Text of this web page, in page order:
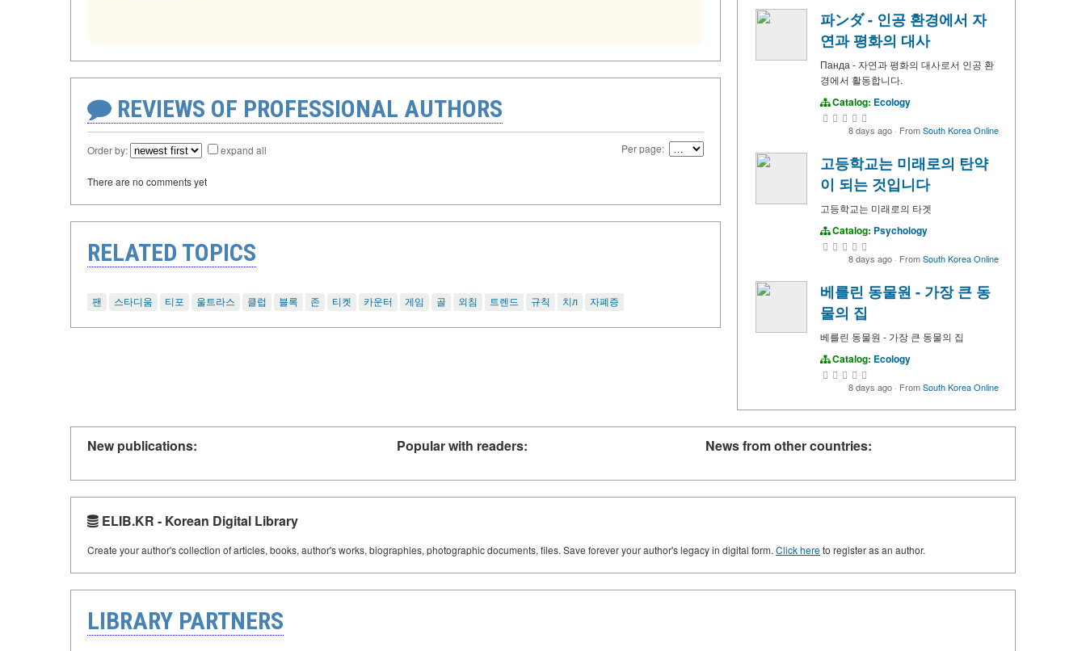
REVIEWS OF PROFESSIONAL AUTHORS
Order by: expand all Per page:
There are no comments yet
RELATED TOPICS
팬 스타디움 티포 울트라스 클럽 블록 존 티켓 카운터 게임 골 외침 트렌드 규칙 치л 자폐증
파ンダ - 인공 환경에서 자
연과 평화의 대사
Панда - 자연과 평화의 대사로서 인공 환
경에서 활동합니다.
Catalog: Ecology
8 days ago · FromSouth Korea Online
고등학교는 미래로의 탄약
이 되는 것입니다
고등학교는 미래로의 타겟
Catalog: Psychology
8 days ago · FromSouth Korea Online
베를린 동물원 - 가장 큰 동
물의 집
베를린 동물원 - 가장 큰 동물의 집
Catalog: Ecology
8 days ago · FromSouth Korea Online
New publications: Popular with readers: News from other countries:
ELIB.KR - Korean Digital Library
Create your author's collection of articles, books, author's works, biographies, photographic documents, files. Save forever your author's legacy in digital form.Click hereto register as an author.
LIBRARY PARTNERS